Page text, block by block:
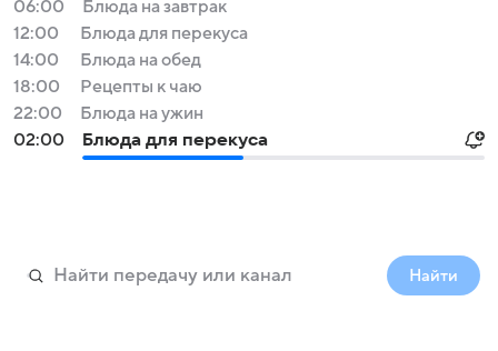
06:00
Блюда на завтрак
12:00
Блюда для перекуса
14:00
Блюда на обед
18:00
Рецепты к чаю
22:00
Блюда на ужин
02:00
Блюда для перекуса
Найти